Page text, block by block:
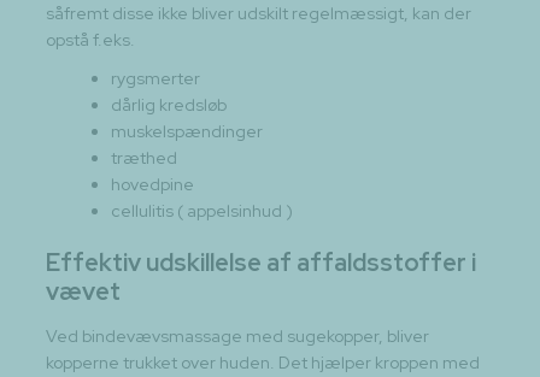
såfremt disse ikke bliver udskilt regelmæssigt, kan der
opstå f.eks.
rygsmerter
dårlig kredsløb
muskelspændinger
træthed
hovedpine
cellulitis ( appelsinhud )
Effektiv udskillelse af affaldsstoffer i
vævet
Ved bindevævsmassage med sugekopper, bliver
kopperne trukket over huden. Det hjælper kroppen med